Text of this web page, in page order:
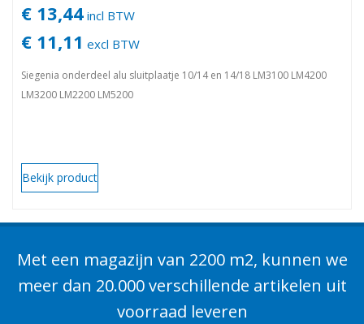
€ 13,44 incl BTW
€ 11,11 excl BTW
Siegenia onderdeel alu sluitplaatje 10/14 en 14/18 LM3100 LM4200
LM3200 LM2200 LM5200
Bekijk product
Met een magazijn van 2200 m2, kunnen we
meer dan 20.000 verschillende artikelen uit
voorraad leveren